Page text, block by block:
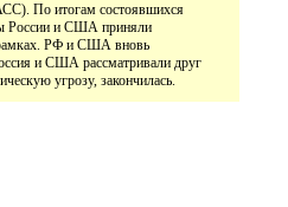
По итогам состоявшихся
России и США приняли
рамках. РФ и США вновь
и США рассматривали друг
угрозу, закончилась.